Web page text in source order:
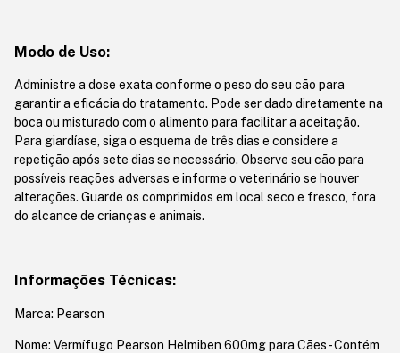
Modo de Uso:
Administre a dose exata conforme o peso do seu cão para
garantir a eficácia do tratamento. Pode ser dado diretamente na
boca ou misturado com o alimento para facilitar a aceitação.
Para giardíase, siga o esquema de três dias e considere a
repetição após sete dias se necessário. Observe seu cão para
possíveis reações adversas e informe o veterinário se houver
alterações. Guarde os comprimidos em local seco e fresco, fora
do alcance de crianças e animais.
Informações Técnicas:
Marca: Pearson
Nome: Vermífugo Pearson Helmiben 600mg para Cães - Contém